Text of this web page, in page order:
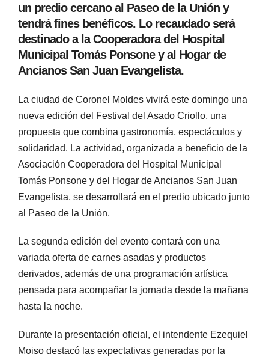
un predio cercano al Paseo de la Unión y
tendrá fines benéficos. Lo recaudado será
destinado a la Cooperadora del Hospital
Municipal Tomás Ponsone y al Hogar de
Ancianos San Juan Evangelista.
La ciudad de Coronel Moldes vivirá este domingo una
nueva edición del Festival del Asado Criollo, una
propuesta que combina gastronomía, espectáculos y
solidaridad. La actividad, organizada a beneficio de la
Asociación Cooperadora del Hospital Municipal
Tomás Ponsone y del Hogar de Ancianos San Juan
Evangelista, se desarrollará en el predio ubicado junto
al Paseo de la Unión.
La segunda edición del evento contará con una
variada oferta de carnes asadas y productos
derivados, además de una programación artística
pensada para acompañar la jornada desde la mañana
hasta la noche.
Durante la presentación oficial, el intendente Ezequiel
Moiso destacó las expectativas generadas por la